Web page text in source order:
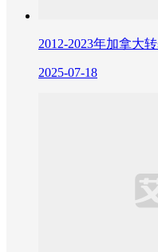
2012-2023年加拿大
2025-07-18